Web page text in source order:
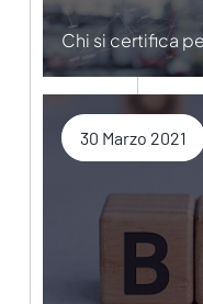
Chi si certifica
30 Marzo 2021